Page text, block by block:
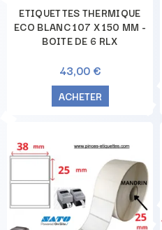
ETIQUETTES THERMIQUE
ECO BLANC 107 X 150 MM -
BOITE DE 6 RLX
43,00 €
ACHETER